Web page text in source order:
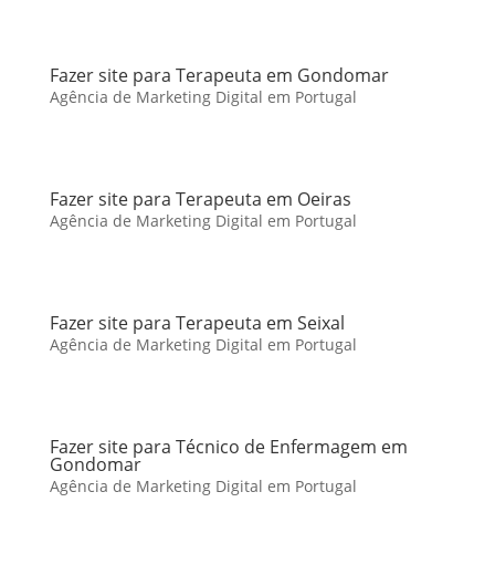
Fazer site para Terapeuta em Gondomar
Agência de Marketing Digital em Portugal
Fazer site para Terapeuta em Oeiras
Agência de Marketing Digital em Portugal
Fazer site para Terapeuta em Seixal
Agência de Marketing Digital em Portugal
Fazer site para Técnico de Enfermagem em
Gondomar
Agência de Marketing Digital em Portugal